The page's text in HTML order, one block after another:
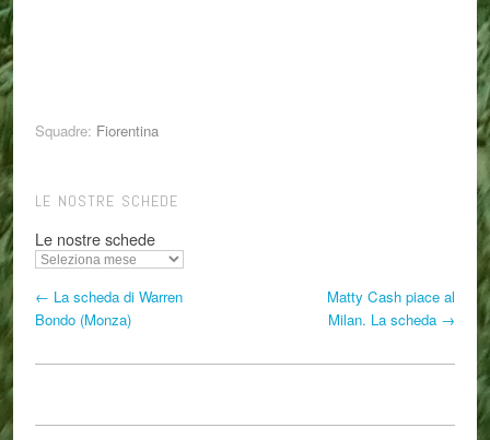
Squadre: Fiorentina
LE NOSTRE SCHEDE
Le nostre schede
← La scheda di Warren
Bondo (Monza)
Matty Cash piace al
Milan. La scheda →